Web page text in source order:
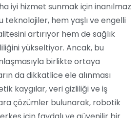
iyi hizmet sunmak için inanılmaz
teknolojiler, hem yaşlı ve engelli
artırıyor hem de sağlık
yükseltiyor. Ancak, bu
birlikte ortaya
da dikkatlice ele alınması
kaygılar, veri gizliliği ve iş
çözümler bulunarak, robotik